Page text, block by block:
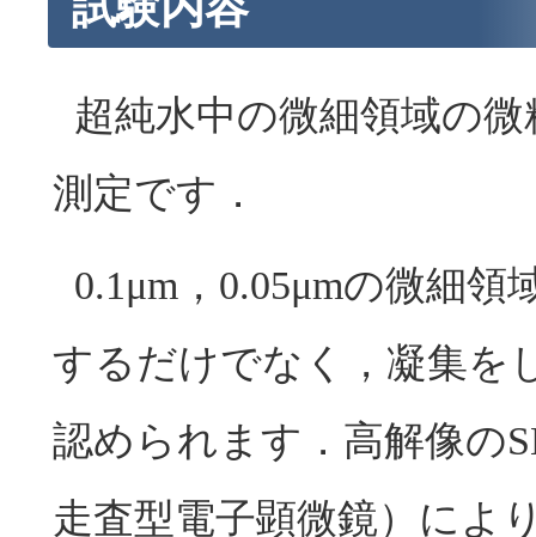
超純水中の微細領域の
測定です．
0.1μm，0.05μmの微細
するだけでなく，凝集を
認められます．高解像の
走査型電子顕微鏡）によ